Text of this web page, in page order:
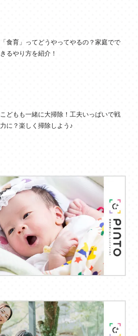
「食育」ってどうやってやるの？家庭でで
きるやり方を紹介！
こどもも一緒に大掃除！工夫いっぱいで戦
力に？楽しく掃除しよう♪